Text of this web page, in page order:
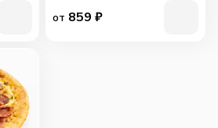
от 859 ₽